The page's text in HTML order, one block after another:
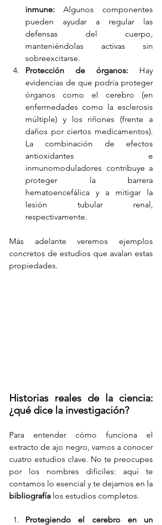
inmune: Algunos componentes
pueden ayudar a regular las
defensas del cuerpo,
manteniéndolas activas sin
sobreexcitarse.
Protección de órganos: Hay
evidencias de que podría proteger
órganos como el cerebro (en
enfermedades como la esclerosis
múltiple) y los riñones (frente a
La combinación de efectos
antioxidantes e
inmunomoduladores contribuye a
proteger la barrera
hematoencefálica y a mitigar la
lesión tubular renal,
respectivamente.
Más adelante veremos ejemplos
concretos de estudios que avalan estas
propiedades.
Historias reales de la ciencia:
¿qué dice la investigación?
Para entender cómo funciona el
extracto de ajo negro, vamos a conocer
cuatro estudios clave. No te preocupes
por los nombres difíciles: aquí te
bibliografía los estudios completos.
Protegiendo el cerebro en un